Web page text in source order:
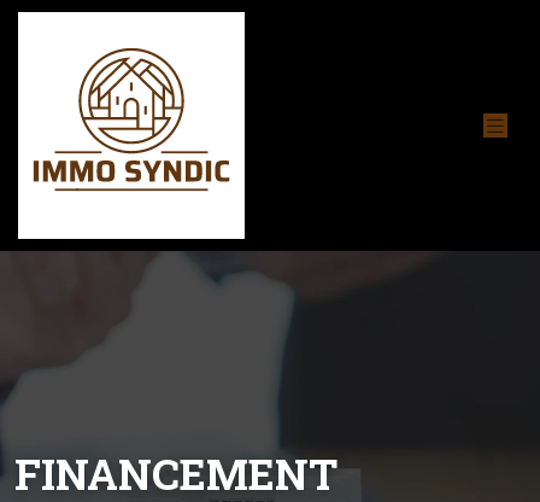
FINANCEMENT